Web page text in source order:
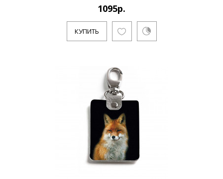
КУПИТЬ
Художник Пловецкая Татьяна закончила
художественную школу им. Бузовкина,
где получила азы живописи.Л..
КУПИТЬ
1095р.
КУПИТЬ